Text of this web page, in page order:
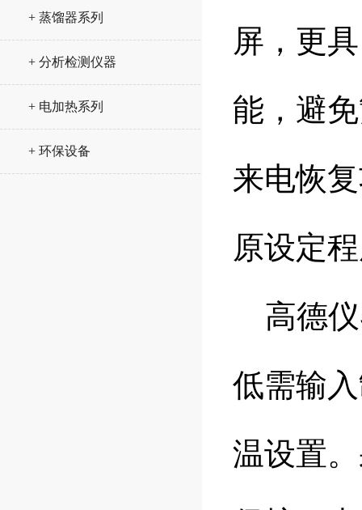
+ 蒸馏器系列
+ 分析检测仪器
+ 电加热系列
+ 环保设备
屏，更
能，避
来电恢
原设定
高德仪
低需输
温设置